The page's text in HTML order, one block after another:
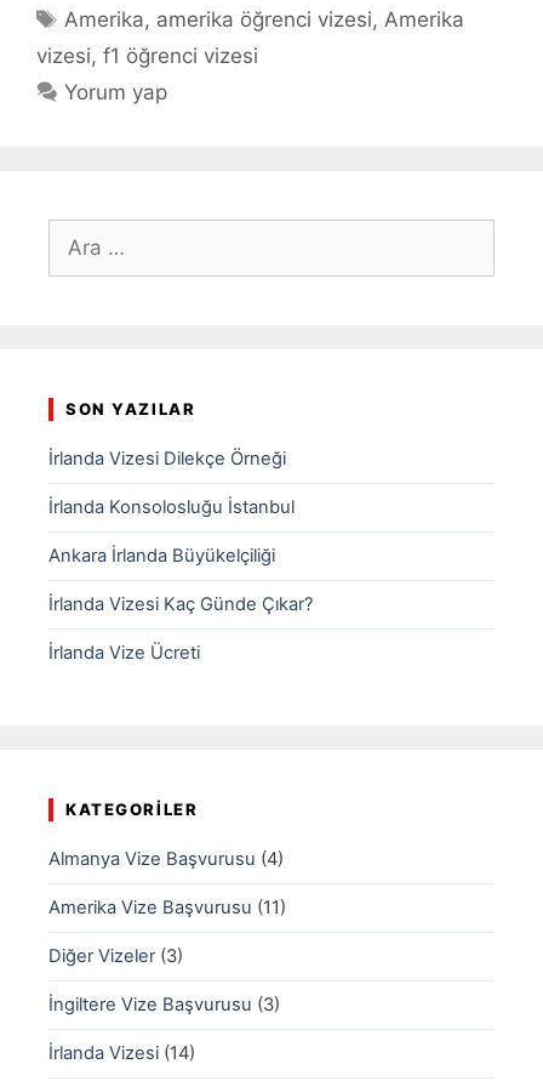
Etiketler
Amerika, amerika öğrenci vizesi, Amerika
vizesi, f1 öğrenci vizesi
Yorum yap
ara
SON YAZILAR
İrlanda Vizesi Dilekçe Örneği
İrlanda Konsolosluğu İstanbul
Ankara İrlanda Büyükelçiliği
İrlanda Vizesi Kaç Günde Çıkar?
İrlanda Vize Ücreti
KATEGORILER
Almanya Vize Başvurusu (4)
Amerika Vize Başvurusu (11)
Diğer Vizeler(3)
İngiltere Vize Başvurusu (3)
İrlanda Vizesi (14)